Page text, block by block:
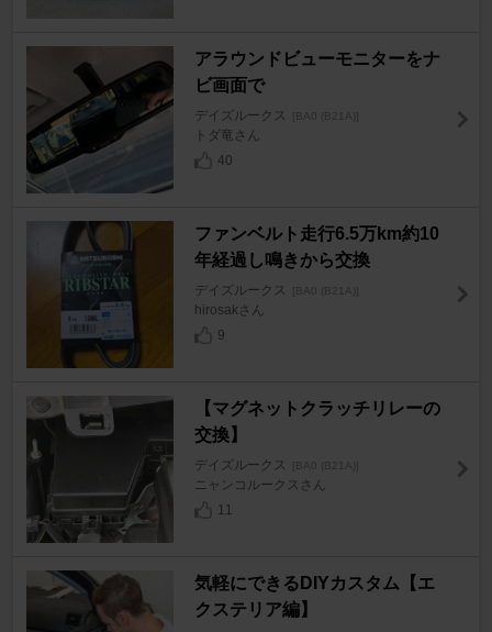
アラウンドビューモニターをナ
ビ画面で
デイズルークス [BA0 (B21A)]
トダ竜さん
40
ファンベルト走行6.5万km約10
年経過し鳴きから交換
デイズルークス [BA0 (B21A)]
hirosakさん
9
【マグネットクラッチリレーの
交換】
デイズルークス [BA0 (B21A)]
ニャンコルークスさん
11
気軽にできるDIYカスタム【エ
クステリア編】